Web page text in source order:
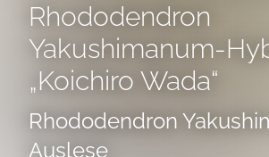
Rhododendron
Yakushimanum-
„Koichiro Wada“
Rhododendron
Auslese